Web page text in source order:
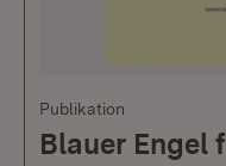
Publikation
Blauer Engel